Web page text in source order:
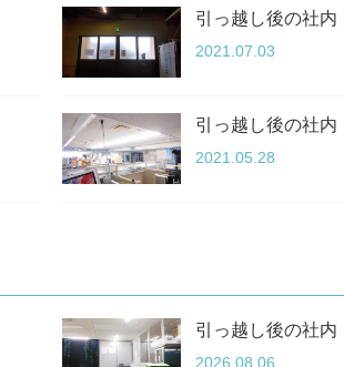
引っ越し後の社内
2021.07.03
引っ越し後の社内
2021.05.28
引っ越し後の社内
2026.08.06